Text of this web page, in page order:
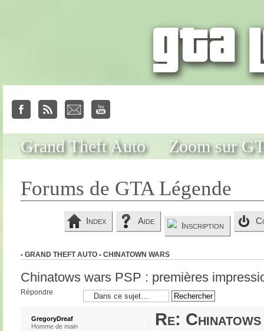
Grand Theft Auto Zoom sur
Forums de GTA Légende
Index Aide Inscription
- GRAND THEFT AUTO - CHINATOWN WARS
Chinatows wars PSP : premières
Répondre
Re:
GregoryDreaf
Homme de main